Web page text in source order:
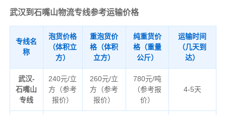
武汉到石嘴山物流专线参考运输价格
专线名
称
泡货价格
（体积立
方）
重泡货价
格（体积
立方）
纯重货价
格（重量
公斤）
运输时间
（几天到
达）
武汉-
石嘴山
专线
240元/立
方（参考
报价）
260元/立
方（参考
报价）
780元/吨
（参考报
价）
4-5天